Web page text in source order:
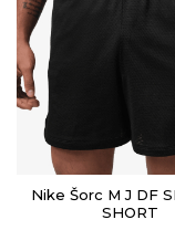
Nike Šorc M J DF
SHORT